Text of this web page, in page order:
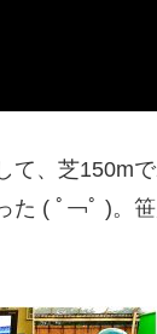
て、芝150m
( ﾟ￢ﾟ )。